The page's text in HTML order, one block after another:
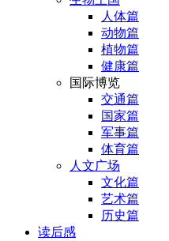
人体篇
动物篇
植物篇
健康篇
国际博览
交通篇
国家篇
军事篇
体育篇
人文广场
文化篇
艺术篇
历史篇
读后感